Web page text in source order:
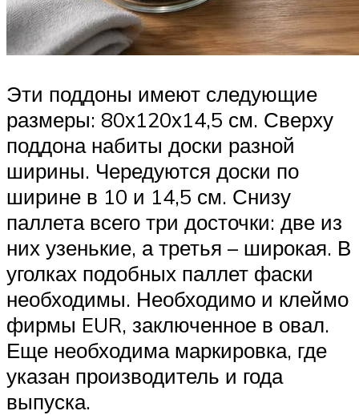
Эти поддоны имеют следующие
размеры: 80х120х14,5 см. Сверху
поддона набиты доски разной
ширины. Чередуются доски по
ширине в 10 и 14,5 см. Снизу
паллета всего три досточки: две из
них узенькие, а третья – широкая. В
уголках подобных паллет фаски
необходимы. Необходимо и клеймо
фирмы EUR, заключенное в овал.
Еще необходима маркировка, где
указан производитель и года
выпуска.